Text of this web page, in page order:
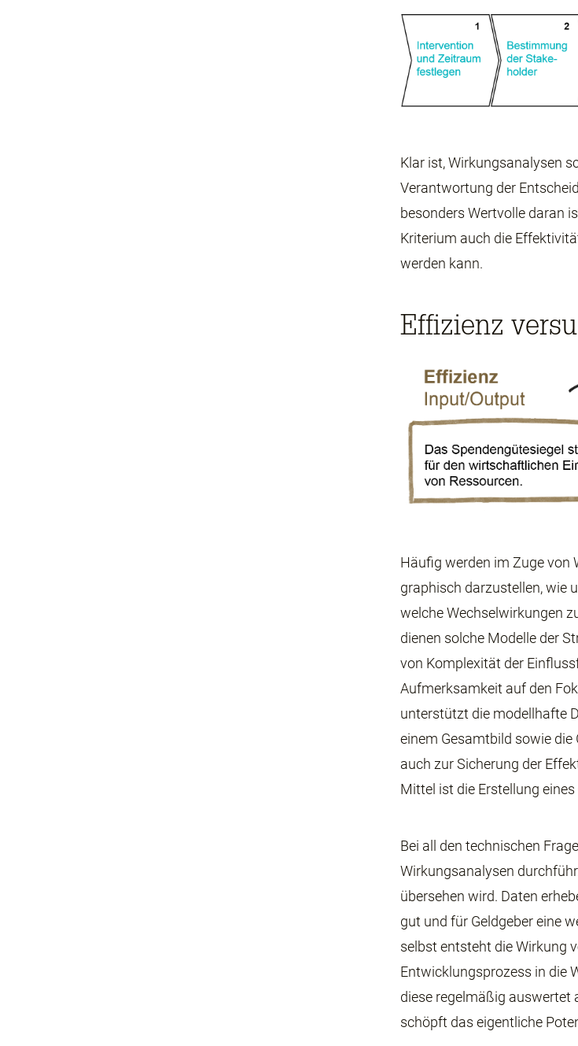
Klar ist, Wirkungsanalysen
Verantwortung der
besonders Wertvolle daran
Kriterium auch die
werden kann.
Effizienz
Häufig werden im Zuge von
graphisch darzustellen, wie
welche Wechselwirkungen
dienen solche Modelle der
von Komplexität der
Aufmerksamkeit auf den
unterstützt die modellhafte
einem Gesamtbild sowie
auch zur Sicherung der
Mittel ist die Erstellung
Bei all den technischen
Wirkungsanalysen
übersehen wird. Daten
gut und für Geldgeber eine
selbst entsteht die Wirkung
Entwicklungsprozess in die
diese regelmäßig auswertet
schöpft das eigentliche